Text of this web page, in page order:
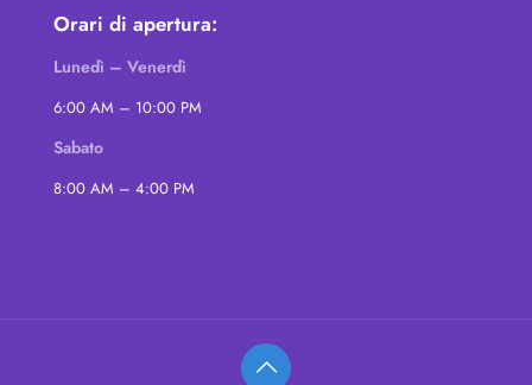
Orari di apertura:
Lunedì – Venerdì
6:00 AM – 10:00 PM
Sabato
8:00 AM – 4:00 PM